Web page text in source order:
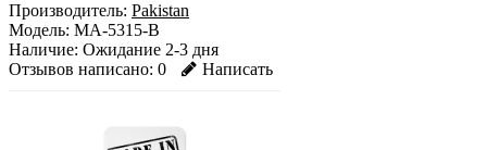
Производитель: Pakistan
Модель: MA-5315-B
Наличие: Ожидание 2-3 дня
Отзывов написано: 0 Написать